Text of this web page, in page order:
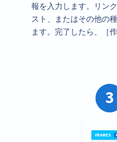
報を入力します。リン
スト、またはその他の
ます。完了したら、［
3